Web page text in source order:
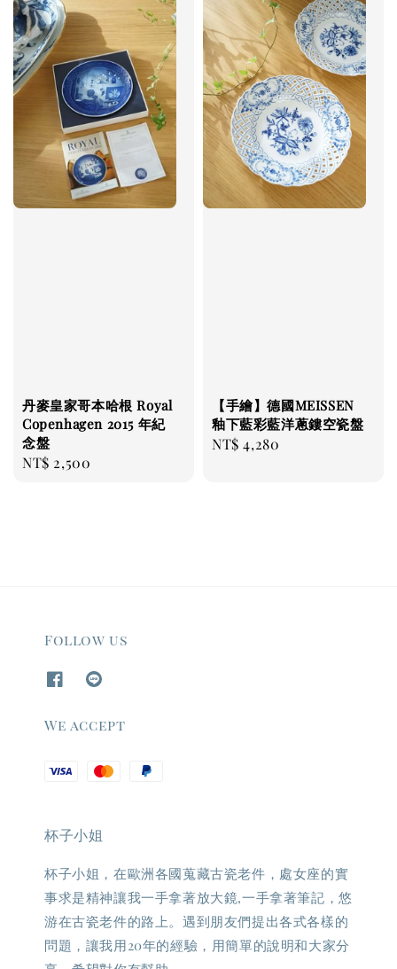
丹麥皇家哥本哈根 Royal
Copenhagen 2015 年紀
念盤
Regular
NT$ 2,500
【手繪】德國MEISSEN
釉下藍彩藍洋蔥鏤空瓷盤
Regular
NT$ 4,280
Follow us
We accept
杯子小姐
杯子小姐，在歐洲各國蒐藏古瓷老件，處女座的實
事求是精神讓我一手拿著放大鏡,一手拿著筆記，悠
游在古瓷老件的路上。遇到朋友們提出各式各樣的
問題，讓我用20年的經驗，用簡單的說明和大家分